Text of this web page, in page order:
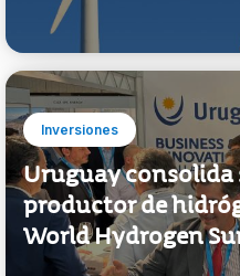
Uruguay
productor de
World Hydrogen